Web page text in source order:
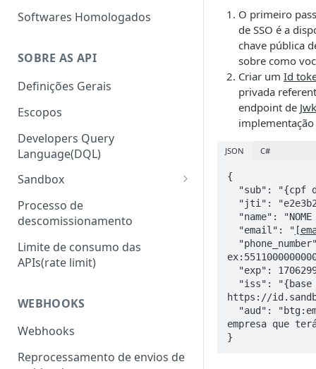
Modelos de Aplicativo
Sandbox
Softwares Homologados
SOBRE AS API
Definições Gerais
Escopos
Developers Query
Language(DQL)
Sandbox
Sandbox com Wiremock
Sandbox Headers
Processo de
descomissionamento
Limite de consumo das
APIs(rate limit)
WEBHOOKS
Webhooks
Reprocessamento de envios de
O primeiro
de SSO é a
chave pública
sobre como
Criar um Id
privada
endpoint de
JSON C#
{
  "email": "
https://
empresa que
}